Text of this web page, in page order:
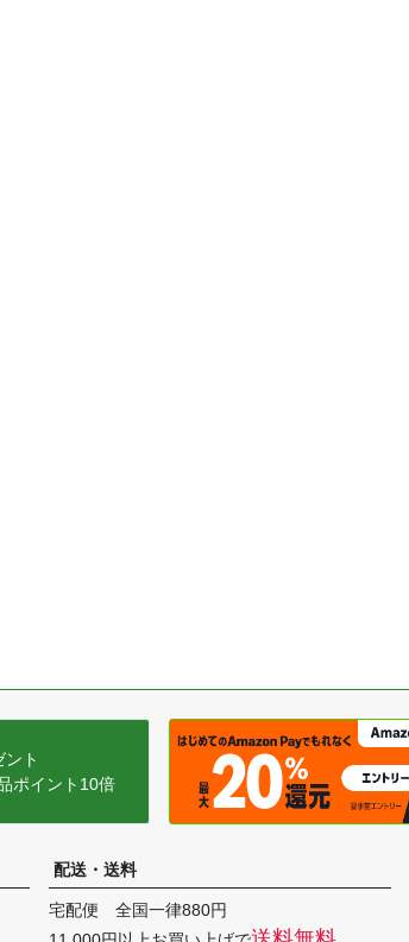
ト
ポイント10倍
配送・送料
宅配便 全国一律880円